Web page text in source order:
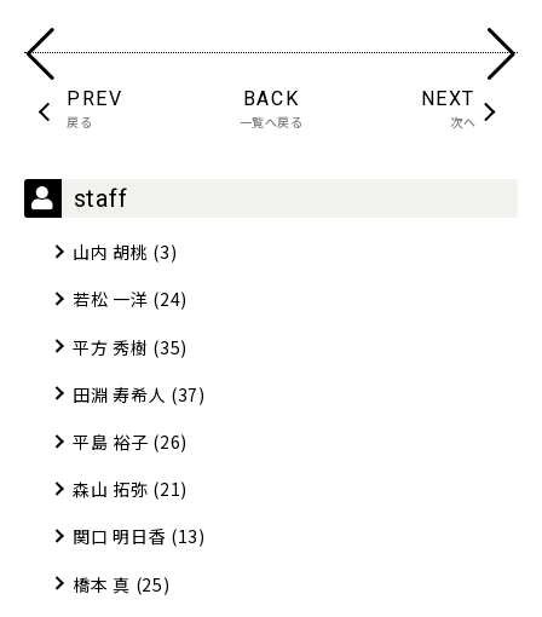
PREV
戻る
BACK
一覧へ戻る
NEXT
次へ
staff
山内 胡桃 (3)
若松 一洋 (24)
平方 秀樹 (35)
田淵 寿希人 (37)
平島 裕子 (26)
森山 拓弥 (21)
関口 明日香 (13)
橋本 真 (25)